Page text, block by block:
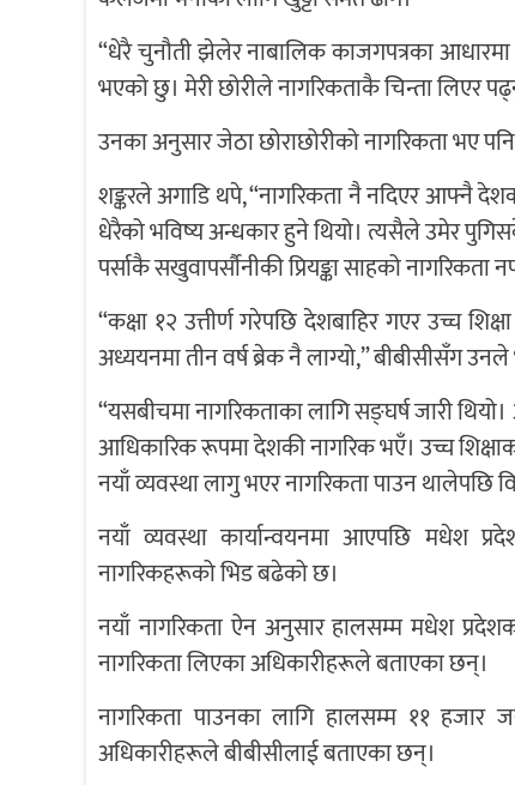
“धेरै चुनौती झेलेर नाबालिक काजगपत्रका आधारमा
भएको छु। मेरी छोरीले नागरिकताकै चिन्ता लिएर
उनका अनुसार जेठा छोराछोरीको नागरिकता भए पनि
शङ्करले अगाडि थपे, “नागरिकता नै नदिएर आफ्नै
धेरैको भविष्य अन्धकार हुने थियो। त्यसैले उमेर
पर्साकै सखुवापर्सौनीकी प्रियङ्का साहको
“कक्षा १२ उत्तीर्ण गरेपछि देशबाहिर गएर उच्च
अध्ययनमा तीन वर्ष ब्रेक नै लाग्यो,” बीबीसीसँग
“यसबीचमा नागरिकताका लागि सङ्घर्ष जारी
आधिकारिक रूपमा देशकी नागरिक भएँ। उच्च
नयाँ व्यवस्था लागु भएर नागरिकता पाउन थालेपछि
नयाँ व्यवस्था कार्यान्वयनमा आएपछि मधेश
नागरिकहरूको भिड बढेको छ।
नयाँ नागरिकता ऐन अनुसार हालसम्म मधेश
नागरिकता लिएका अधिकारीहरूले बताएका छन्।
नागरिकता पाउनका लागि हालसम्म ११ हजार
अधिकारीहरूले बीबीसीलाई बताएका छन्।